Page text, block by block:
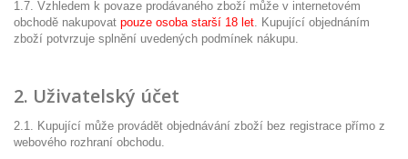
1.7. Vzhledem k povaze prodávaného zboží může v internetovém
obchodě nakupovat pouze osoba starší 18 let. Kupující objednáním
zboží potvrzuje splnění uvedených podmínek nákupu.
2. Uživatelský účet
2.1. Kupující může provádět objednávání zboží bez registrace přímo z
webového rozhraní obchodu.